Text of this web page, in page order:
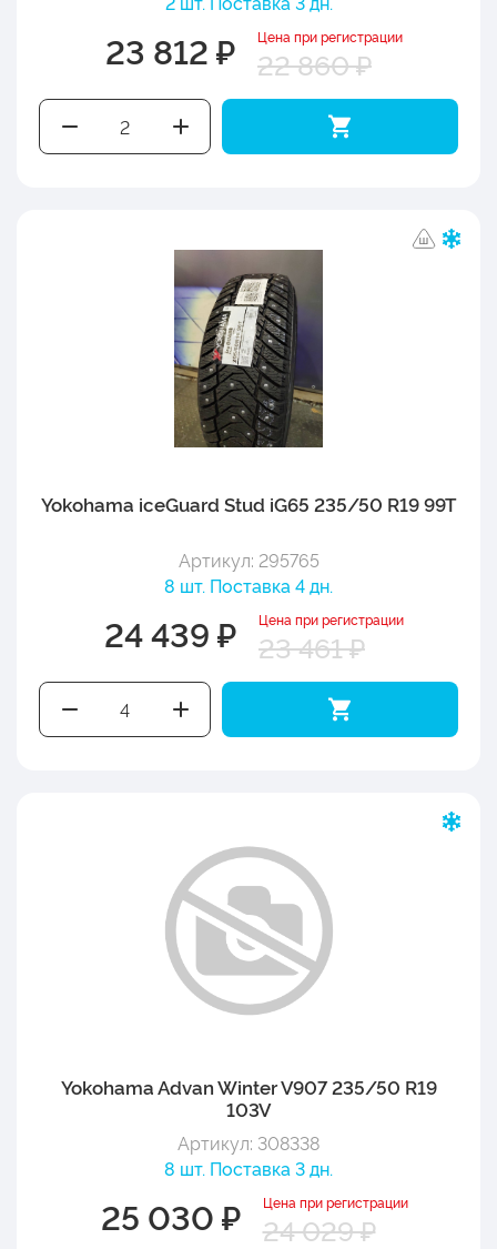
23 812 ₽ Цена при регистрации
22 860 ₽
Yokohama iceGuard Stud iG65 235/50 R19 99T
Артикул: 295765
8 шт. Поставка 4 дн.
24 439 ₽ Цена при регистрации
23 461 ₽
Yokohama Advan Winter V907 235/50 R19
103V
Артикул: 308338
8 шт. Поставка 3 дн.
25 030 ₽ Цена при регистрации
24 029 ₽